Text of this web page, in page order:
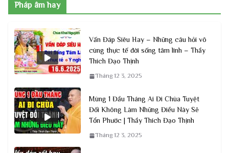
Pháp âm hay
Vấn Đáp Siêu Hay – Những câu hỏi vô
cùng thực tế đời sống tâm linh – Thầy
Thích Đạo Thịnh
Tháng 12 3, 2025
Mùng 1 Đầu Tháng Ai Đi Chùa Tuyệt
Đối Không Làm Những Điều Này Sẽ
Tổn Phước | Thầy Thích Đạo Thịnh
Tháng 12 3, 2025